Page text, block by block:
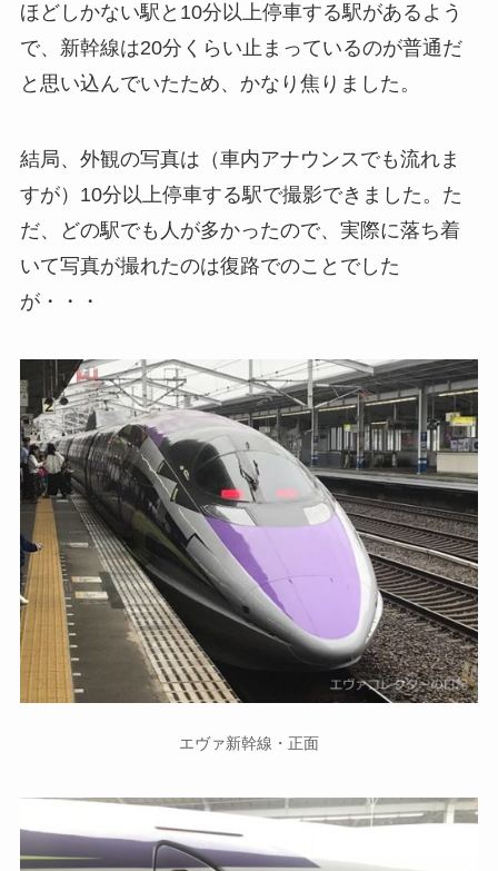
ほどしかない駅と10分以上停車する駅があるよう
で、新幹線は20分くらい止まっているのが普通だ
と思い込んでいたため、かなり焦りました。
結局、外観の写真は（車内アナウンスでも流れま
すが）10分以上停車する駅で撮影できました。た
だ、どの駅でも人が多かったので、実際に落ち着
いて写真が撮れたのは復路でのことでした
が・・・
エヴァ新幹線・正面